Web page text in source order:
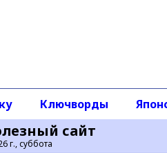
сайт
г., суббота
Ключворды